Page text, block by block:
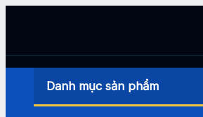
Danh mục sản phẩm